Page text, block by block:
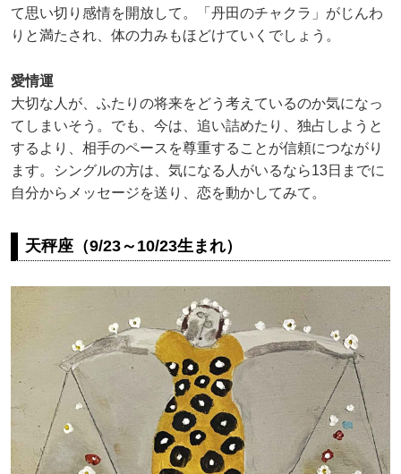
て思い切り感情を開放して。「丹田のチャクラ」がじんわ
りと満たされ、体の力みもほどけていくでしょう。
愛情運
大切な人が、ふたりの将来をどう考えているのか気になっ
てしまいそう。でも、今は、追い詰めたり、独占しようと
するより、相手のペースを尊重することが信頼につながり
ます。シングルの方は、気になる人がいるなら13日までに
自分からメッセージを送り、恋を動かしてみて。
天秤座（9/23～10/23生まれ）